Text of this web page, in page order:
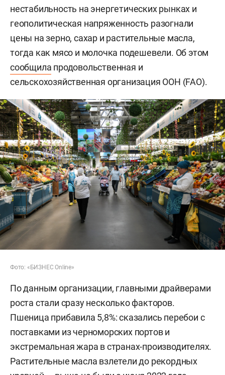
нестабильность на энергетических рынках и
геополитическая напряженность разогнали
цены на зерно, сахар и растительные масла,
тогда как мясо и молочка подешевели. Об этом
сообщила продовольственная и
сельскохозяйственная организация ООН (FAO).
Фото: «БИЗНЕС Online»
По данным организации, главными драйверами
роста стали сразу несколько факторов.
Пшеница прибавила 5,8%: сказались перебои с
поставками из черноморских портов и
экстремальная жара в странах-производителях.
Растительные масла взлетели до рекордных